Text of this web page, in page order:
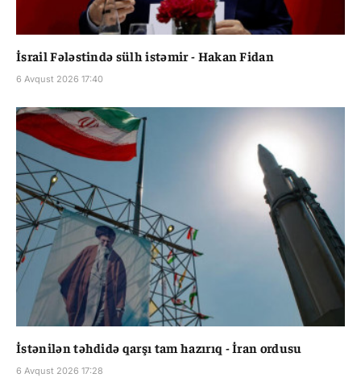
İsrail Fələstində sülh istəmir - Hakan Fidan
6 Avqust 2026 17:40
İstənilən təhdidə qarşı tam hazırıq - İran ordusu
6 Avqust 2026 17:28